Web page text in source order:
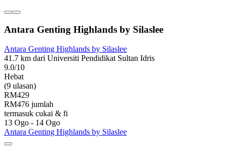
Antara Genting Highlands by Silaslee
Antara Genting Highlands by Silaslee
41.7 km dari Universiti Pendidikat Sultan Idris
9.0/10
Hebat
(9 ulasan)
RM429
RM476 jumlah
termasuk cukai & fi
13 Ogo - 14 Ogo
Antara Genting Highlands by Silaslee